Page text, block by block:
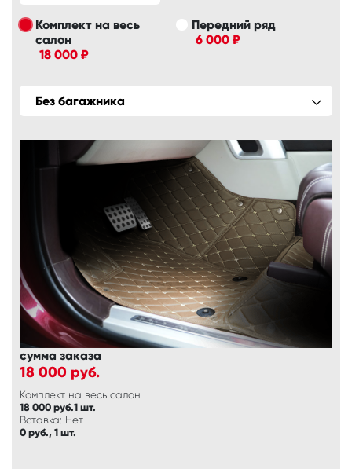
Комплект на весь
салон
18 000 ₽
Передний ряд
6 000 ₽
Без багажника
сумма заказа
18 000 руб.
Комплект на весь салон
18 000 руб.1 шт.
Вставка: Нет
0 руб., 1 шт.